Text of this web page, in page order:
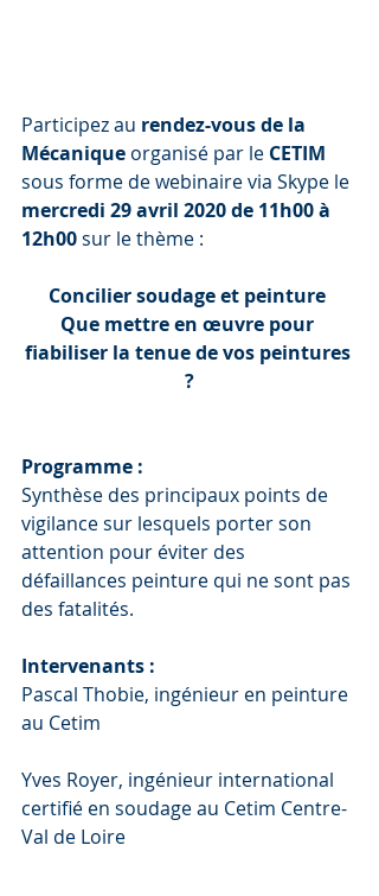
Participez au rendez-vous de la
Mécanique organisé par le CETIM
sous forme de webinaire via Skype le
mercredi 29 avril 2020 de 11h00 à
12h00 sur le thème :
Concilier soudage et peinture
Que mettre en œuvre pour
fiabiliser la tenue de vos peintures
?
Programme :
Synthèse des principaux points de
vigilance sur lesquels porter son
attention pour éviter des
défaillances peinture qui ne sont pas
des fatalités.
Intervenants :
Pascal Thobie, ingénieur en peinture
au Cetim
Yves Royer, ingénieur international
certifié en soudage au Cetim Centre-
Val de Loire